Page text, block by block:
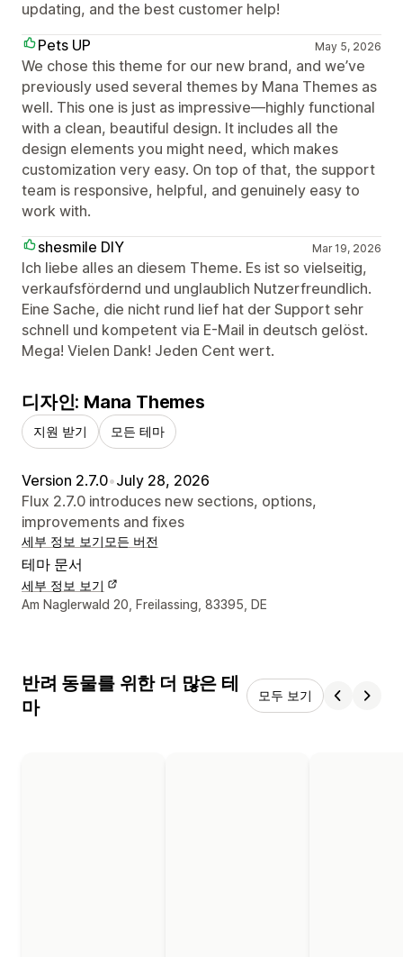
updating, and the best customer help!
Pets UP
May 5, 2026
We chose this theme for our new brand, and we’ve
previously used several themes by Mana Themes as
well. This one is just as impressive—highly functional
with a clean, beautiful design. It includes all the
design elements you might need, which makes
customization very easy. On top of that, the support
team is responsive, helpful, and genuinely easy to
work with.
shesmile DIY
Mar 19, 2026
Ich liebe alles an diesem Theme. Es ist so vielseitig,
verkaufsfördernd und unglaublich Nutzerfreundlich.
Eine Sache, die nicht rund lief hat der Support sehr
schnell und kompetent via E-Mail in deutsch gelöst.
Mega! Vielen Dank! Jeden Cent wert.
디자인: Mana Themes
지원 받기 모든 테마
Version 2.7.0•July 28, 2026
Flux 2.7.0 introduces new sections, options,
improvements and fixes
세부 정보 보기 모든 버전
테마 문서
세부 정보 보기
디자이너 연락처 세부 정보
Am Naglerwald 20, Freilassing, 83395, DE
반려 동물를 위한 더 많은 테
마
모두 보기